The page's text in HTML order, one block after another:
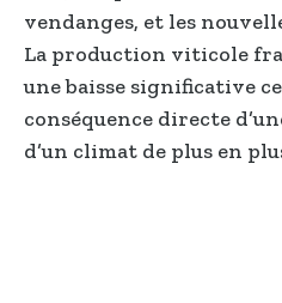
vendanges, et les
La production viticole
une baisse significative
conséquence directe
d’un climat de plus en